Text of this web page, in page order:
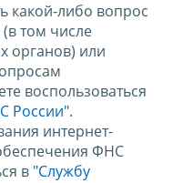
какой-либо вопрос
том числе
органов) или
воспользоваться
России".
интернет-
ФНС
в "Службу